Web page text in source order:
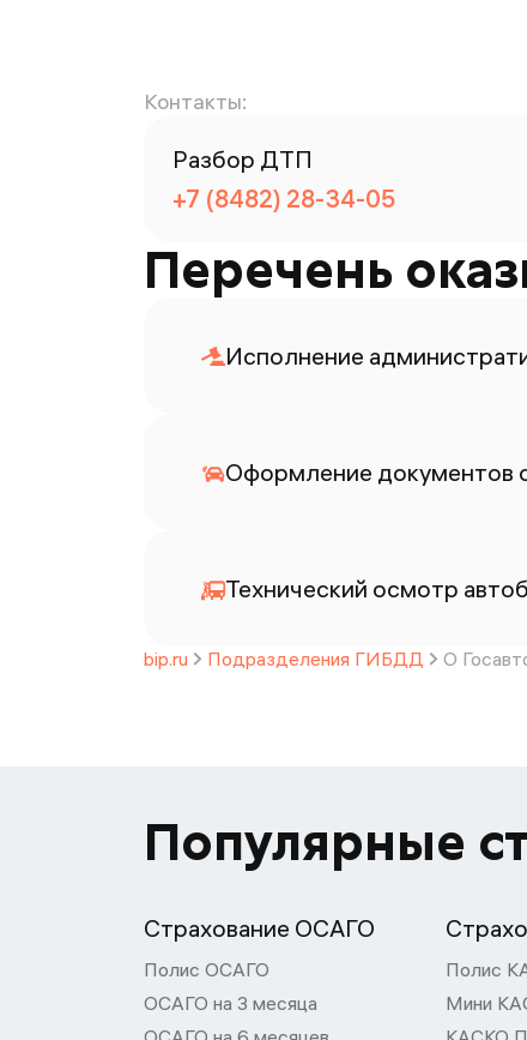
Контакты:
Разбор ДТП
+7 (8482) 28-34-05
Перечень
Исполнение
Оформление документов
Технический осмотр
bip.ru Подразделения ГИБДД О
Популярные
Страхование ОСАГО
Полис ОСАГО
ОСАГО на 3 месяца
Полис
Мини